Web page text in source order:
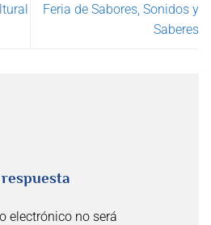
Feria de Sabores, Sonidos y
Saberes
electrónico no será